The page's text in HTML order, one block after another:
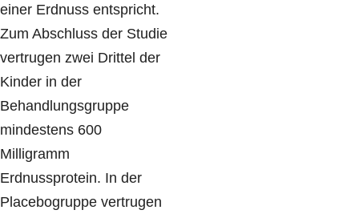
einer Erdnuss entspricht.
Zum Abschluss der Studie
vertrugen zwei Drittel der
Kinder in der
Behandlungsgruppe
mindestens 600
Milligramm
Erdnussprotein. In der
Placebogruppe vertrugen